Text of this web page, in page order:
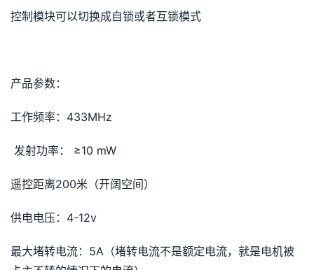
控制模块可以切换成自锁或者互锁模式
产品参数：
工作频率：433MHz
发射功率： ≥10 mW
遥控距离200米（开阔空间）
供电电压：4-12v
最大堵转电流：5A（堵转电流不是额定电流，就是电机被